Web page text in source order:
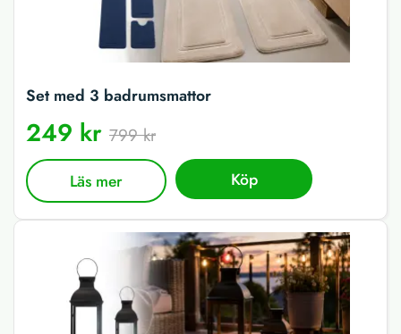
Set med 3 badrumsmattor
249 kr 799 kr
Läs mer Köp